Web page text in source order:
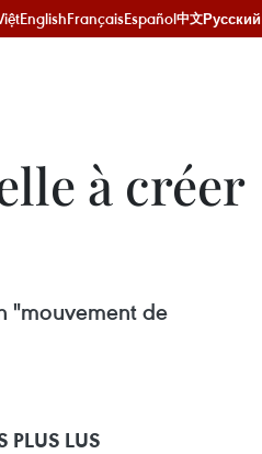
EnglishFrançaisEspañol中文Русский
à créer
"mouvement de
PLUS LUS